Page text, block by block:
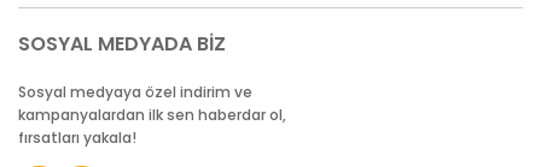
SOSYAL MEDYADA BİZ
Sosyal medyaya özel indirim ve
kampanyalardan ilk sen haberdar ol,
fırsatları yakala!